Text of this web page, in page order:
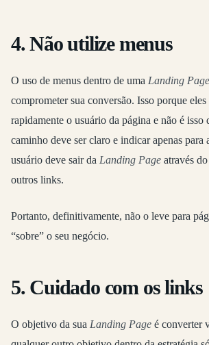
4. Não utilize menus
O uso de menus dentro de uma Landing Page
comprometer sua conversão. Isso porque
rapidamente o usuário da página e não é isso
caminho deve ser claro e indicar apenas para
usuário deve sair da Landing Page através
outros links.
Portanto, definitivamente, não o leve para
“sobre” o seu negócio.
5. Cuidado com os links
O objetivo da sua Landing Page é converter